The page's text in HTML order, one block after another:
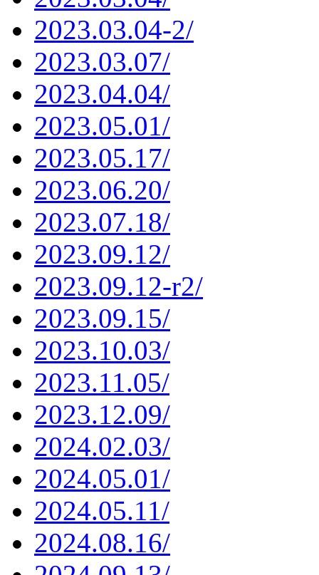
2023.03.04-2/
2023.03.07/
2023.04.04/
2023.05.01/
2023.05.17/
2023.06.20/
2023.07.18/
2023.09.12/
2023.09.12-r2/
2023.09.15/
2023.10.03/
2023.11.05/
2023.12.09/
2024.02.03/
2024.05.01/
2024.05.11/
2024.08.16/